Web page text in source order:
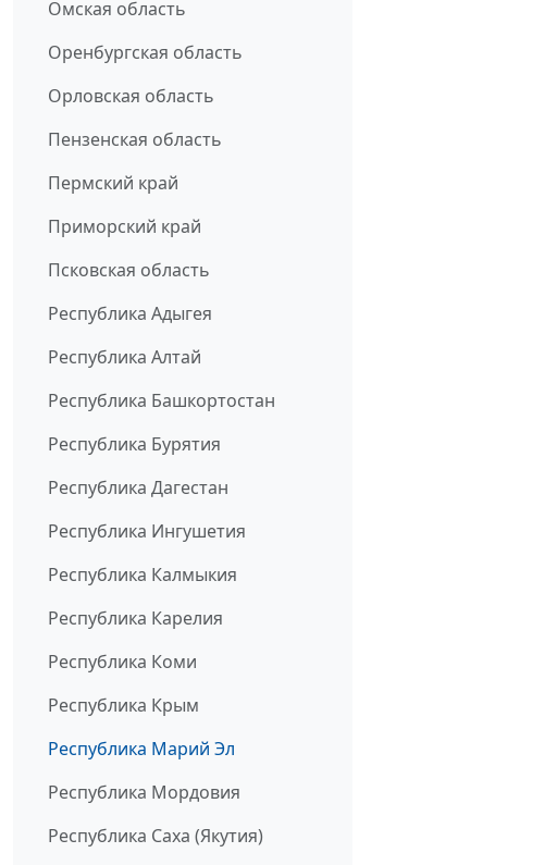
Омская область
Оренбургская область
Орловская область
Пензенская область
Пермский край
Приморский край
Псковская область
Республика Адыгея
Республика Алтай
Республика Башкортостан
Республика Бурятия
Республика Дагестан
Республика Ингушетия
Республика Калмыкия
Республика Карелия
Республика Коми
Республика Крым
Республика Марий Эл
Республика Мордовия
Республика Саха (Якутия)